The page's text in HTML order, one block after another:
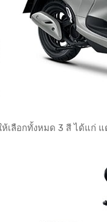
ลือกทั้งหมด 3 สี ได้แก่